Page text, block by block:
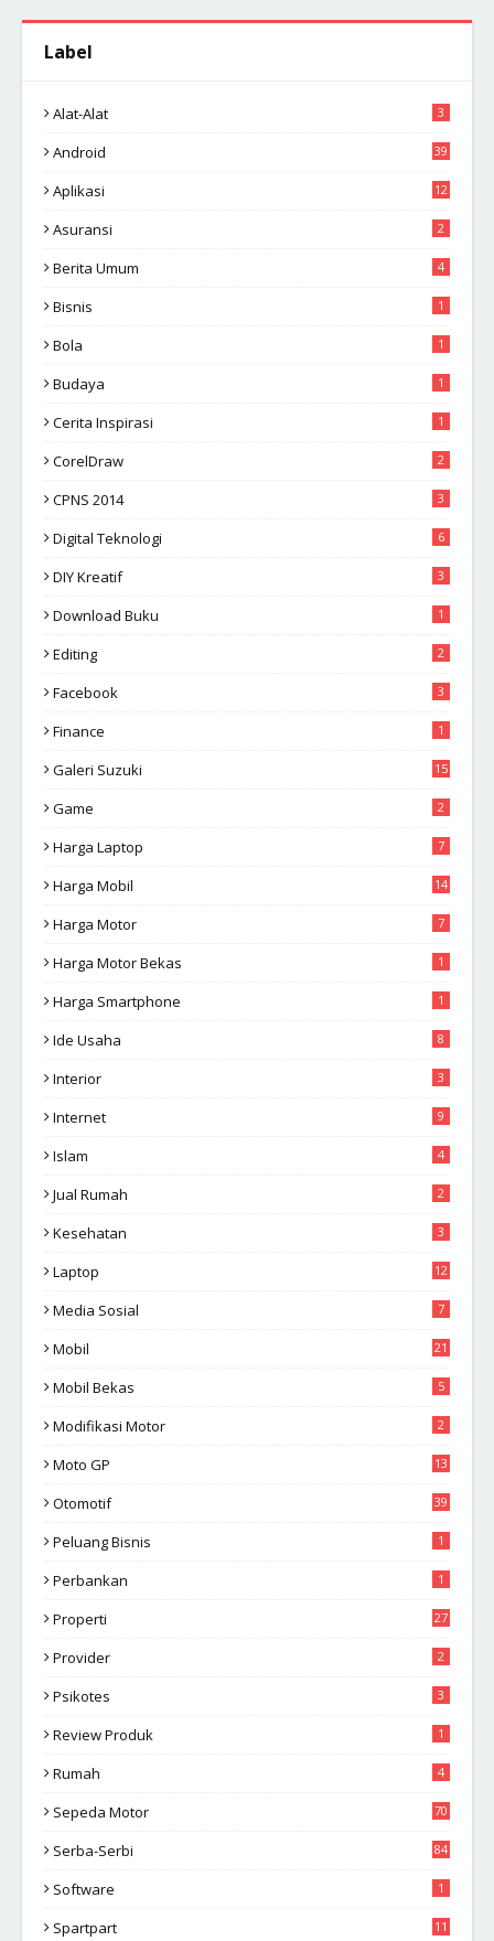
Label
Alat-Alat 3
Android 39
Aplikasi 12
Asuransi 2
Berita Umum 4
Bisnis 1
Bola 1
Budaya 1
Cerita Inspirasi 1
CorelDraw 2
CPNS 2014 3
Digital Teknologi 6
DIY Kreatif 3
Download Buku 1
Editing 2
Facebook 3
Finance 1
Galeri Suzuki 15
Game 2
Harga Laptop 7
Harga Mobil 14
Harga Motor 7
Harga Motor Bekas 1
Harga Smartphone 1
Ide Usaha 8
Interior 3
Internet 9
Islam 4
Jual Rumah 2
Kesehatan 3
Laptop 12
Media Sosial 7
Mobil 21
Mobil Bekas 5
Modifikasi Motor 2
Moto GP 13
Otomotif 39
Peluang Bisnis 1
Perbankan 1
Properti 27
Provider 2
Psikotes 3
Review Produk 1
Rumah 4
Sepeda Motor 70
Serba-Serbi 84
Software 1
Spartpart 11